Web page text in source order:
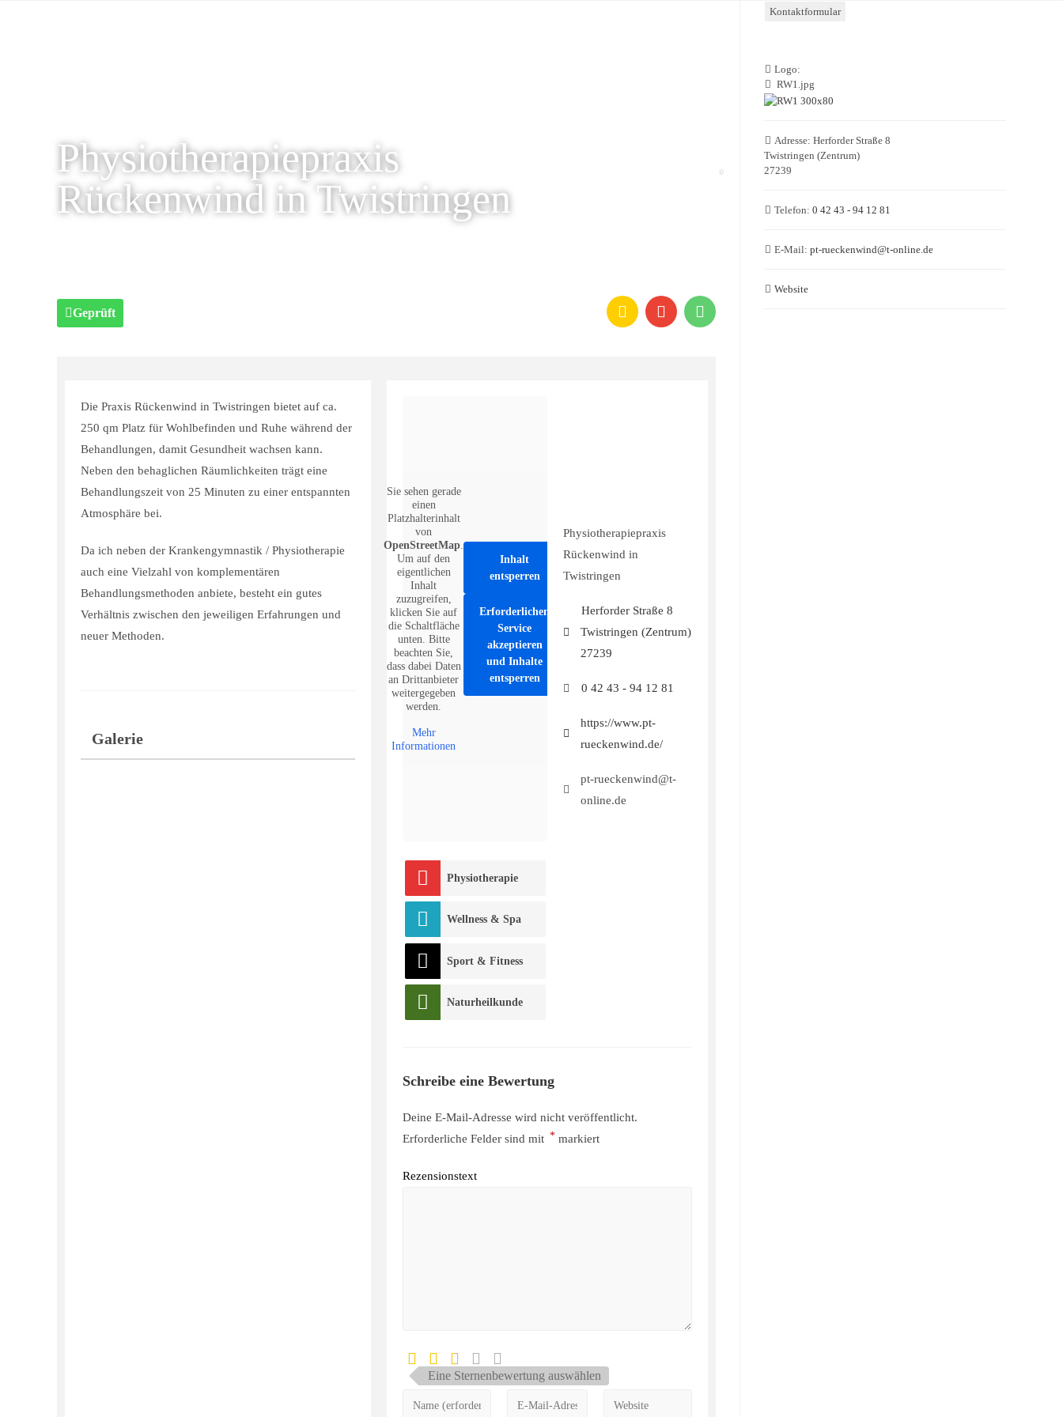
Physiotherapiepraxis
Rückenwind in Twistringen
Geprüft
Die Praxis Rückenwind in Twistringen bietet auf ca.
250 qm Platz für Wohlbefinden und Ruhe während der
Behandlungen, damit Gesundheit wachsen kann.
Neben den behaglichen Räumlichkeiten trägt eine
Behandlungszeit von 25 Minuten zu einer entspannten
Atmosphäre bei.
Da ich neben der Krankengymnastik / Physiotherapie
auch eine Vielzahl von komplementären
Behandlungsmethoden anbiete, besteht ein gutes
Verhältnis zwischen den jeweiligen Erfahrungen und
neuer Methoden.
Galerie
Sie sehen gerade
einen
Platzhalterinhalt
von
OpenStreetMap.
Um auf den
eigentlichen
Inhalt
zuzugreifen,
klicken Sie auf
die Schaltfläche
unten. Bitte
beachten Sie,
dass dabei Daten
an Drittanbieter
weitergegeben
werden.
Mehr
Informationen
Inhalt
entsperren
Erforderlichen
Service
akzeptieren
und Inhalte
entsperren
Physiotherapiepraxis
Rückenwind in
Twistringen
Herforder Straße 8
Twistringen (Zentrum)
27239
0 42 43 - 94 12 81
https://www.pt-
rueckenwind.de/
pt-rueckenwind@t-
online.de
Physiotherapie
Wellness & Spa
Sport & Fitness
Naturheilkunde
Schreibe eine Bewertung
Deine E-Mail-Adresse wird nicht veröffentlicht.
Erforderliche Felder sind mit *markiert
Rezensionstext
Eine Sternenbewertung auswählen
Kontaktformular
Logo:
RW1.jpg
Adresse: Herforder Straße 8
Twistringen (Zentrum)
27239
Telefon: 0 42 43 - 94 12 81
E-Mail: pt-rueckenwind@t-online.de
Website